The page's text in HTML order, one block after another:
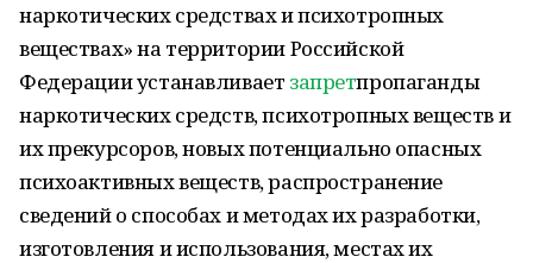
наркотических средствах и психотропных
веществах» на территории Российской
Федерации устанавливает запретпропаганды
наркотических средств, психотропных веществ и
их прекурсоров, новых потенциально опасных
психоактивных веществ, распространение
сведений о способах и методах их разработки,
изготовления и использования, местах их